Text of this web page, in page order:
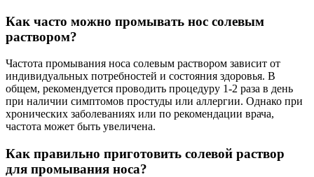
Как часто можно промывать нос солевым
раствором?
Частота промывания носа солевым раствором зависит от
индивидуальных потребностей и состояния здоровья. В
общем, рекомендуется проводить процедуру 1-2 раза в день
при наличии симптомов простуды или аллергии. Однако при
хронических заболеваниях или по рекомендации врача,
частота может быть увеличена.
Как правильно приготовить солевой раствор
для промывания носа?